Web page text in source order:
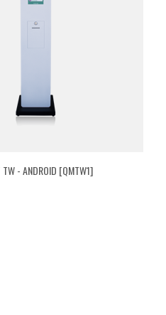
TW - ANDROID [QMTW1]